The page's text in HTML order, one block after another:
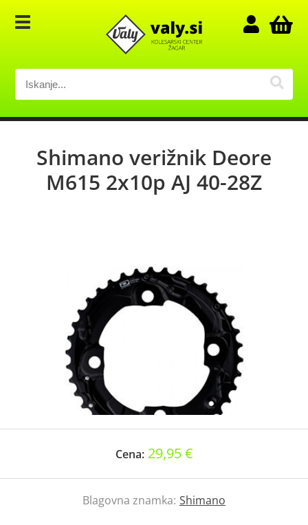
Shimano verižnik Deore
M615 2x10p AJ 40-28Z
Cena: 29,95 €
Blagovna znamka: Shimano